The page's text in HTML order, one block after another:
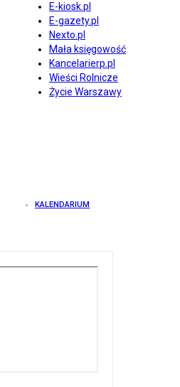
E-kiosk.pl
E-gazety.pl
Nexto.pl
Mała księgowość
Kancelarierp.pl
Wieści Rolnicze
Życie Warszawy
KALENDARIUM